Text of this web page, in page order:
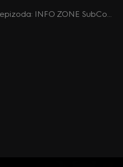
1. série, 22. epizoda: INFO ZONE SubCooltury: LARP